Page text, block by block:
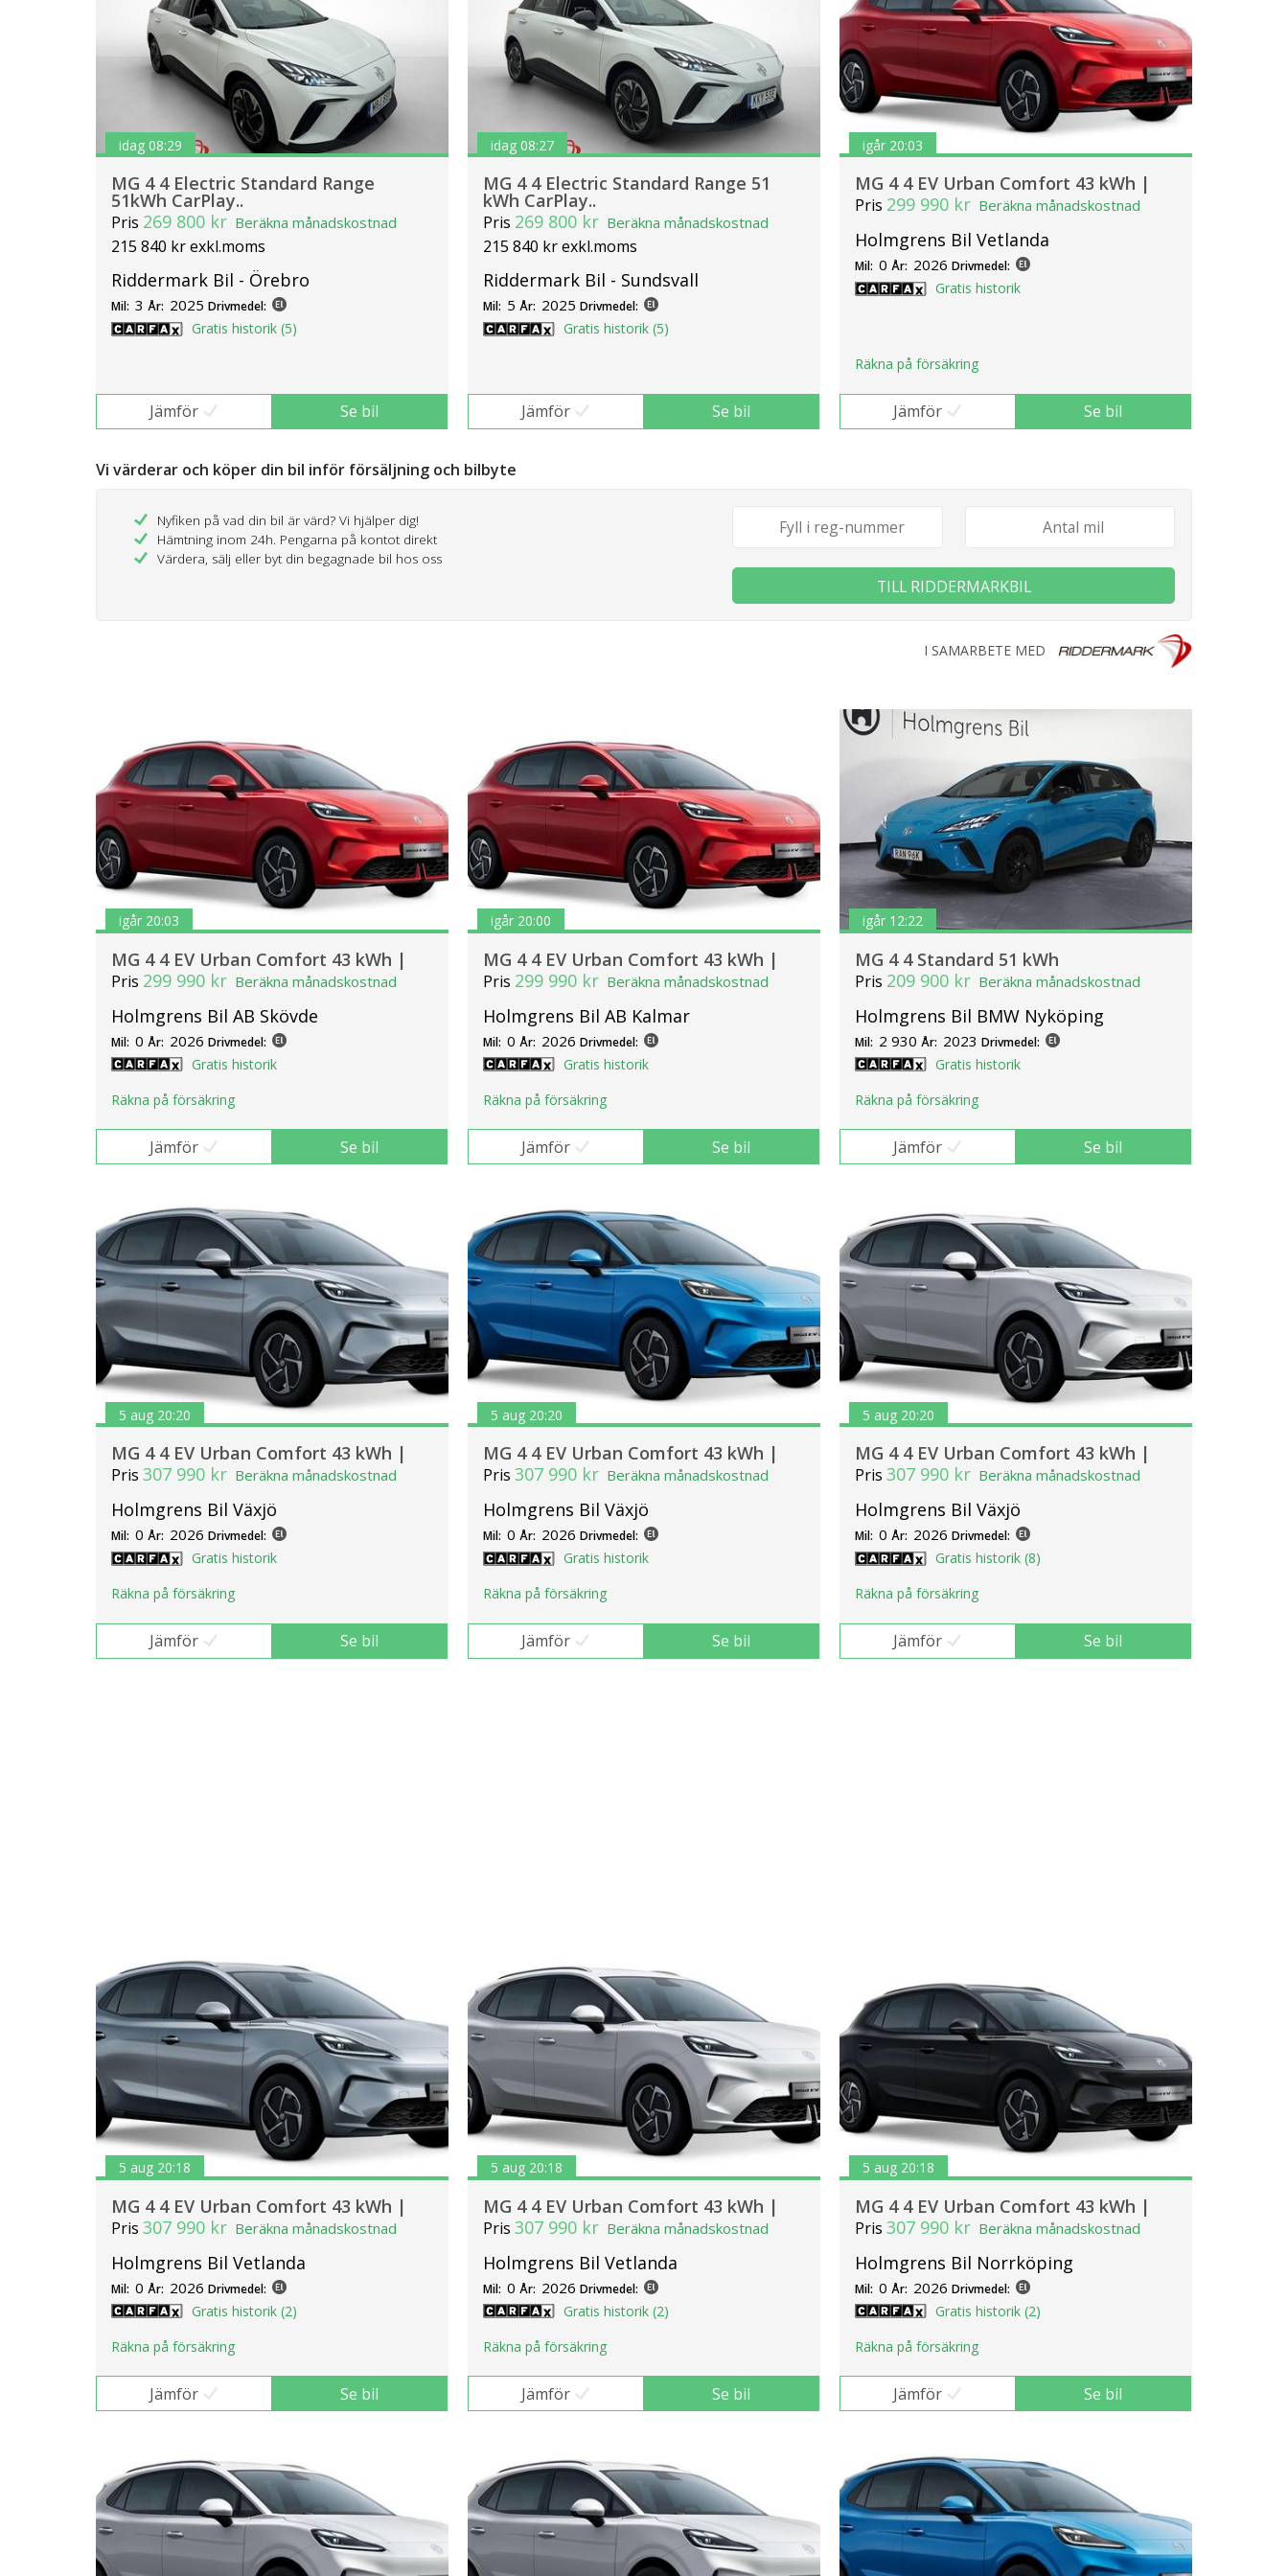
idag 08:29
MG 4 4 Electric Standard Range
51kWh CarPlay..
Pris 269 800 kr Beräkna månadskostnad
215 840 kr exkl.moms
Riddermark Bil - Örebro
Mil: 3 År: 2025 Drivmedel:
Gratis historik (5)
Jämför Se bil
idag 08:27
MG 4 4 Electric Standard Range 51
kWh CarPlay..
Pris 269 800 kr Beräkna månadskostnad
215 840 kr exkl.moms
Riddermark Bil - Sundsvall
Mil: 5 År: 2025 Drivmedel:
Gratis historik (5)
Jämför Se bil
igår 20:03
MG 4 4 EV Urban Comfort 43 kWh |
Pris 299 990 kr Beräkna månadskostnad
Holmgrens Bil Vetlanda
Mil: 0 År: 2026 Drivmedel:
Gratis historik
Räkna på försäkring
Jämför Se bil
Vi värderar och köper din bil inför försäljning och bilbyte
Nyfiken på vad din bil är värd? Vi hjälper dig!
Hämtning inom 24h. Pengarna på kontot direkt
Värdera, sälj eller byt din begagnade bil hos oss
TILL RIDDERMARKBIL
I SAMARBETE MED
igår 20:03
MG 4 4 EV Urban Comfort 43 kWh |
Pris 299 990 kr Beräkna månadskostnad
Holmgrens Bil AB Skövde
Mil: 0 År: 2026 Drivmedel:
Gratis historik
Räkna på försäkring
Jämför Se bil
igår 20:00
MG 4 4 EV Urban Comfort 43 kWh |
Pris 299 990 kr Beräkna månadskostnad
Holmgrens Bil AB Kalmar
Mil: 0 År: 2026 Drivmedel:
Gratis historik
Räkna på försäkring
Jämför Se bil
igår 12:22
MG 4 4 Standard 51 kWh
Pris 209 900 kr Beräkna månadskostnad
Holmgrens Bil BMW Nyköping
Mil: 2 930 År: 2023 Drivmedel:
Gratis historik
Räkna på försäkring
Jämför Se bil
5 aug 20:20
MG 4 4 EV Urban Comfort 43 kWh |
Pris 307 990 kr Beräkna månadskostnad
Holmgrens Bil Växjö
Mil: 0 År: 2026 Drivmedel:
Gratis historik
Räkna på försäkring
Jämför Se bil
5 aug 20:20
MG 4 4 EV Urban Comfort 43 kWh |
Pris 307 990 kr Beräkna månadskostnad
Holmgrens Bil Växjö
Mil: 0 År: 2026 Drivmedel:
Gratis historik
Räkna på försäkring
Jämför Se bil
5 aug 20:20
MG 4 4 EV Urban Comfort 43 kWh |
Pris 307 990 kr Beräkna månadskostnad
Holmgrens Bil Växjö
Mil: 0 År: 2026 Drivmedel:
Gratis historik (8)
Räkna på försäkring
Jämför Se bil
5 aug 20:18
MG 4 4 EV Urban Comfort 43 kWh |
Pris 307 990 kr Beräkna månadskostnad
Holmgrens Bil Vetlanda
Mil: 0 År: 2026 Drivmedel:
Gratis historik (2)
Räkna på försäkring
Jämför Se bil
5 aug 20:18
MG 4 4 EV Urban Comfort 43 kWh |
Pris 307 990 kr Beräkna månadskostnad
Holmgrens Bil Vetlanda
Mil: 0 År: 2026 Drivmedel:
Gratis historik (2)
Räkna på försäkring
Jämför Se bil
5 aug 20:18
MG 4 4 EV Urban Comfort 43 kWh |
Pris 307 990 kr Beräkna månadskostnad
Holmgrens Bil Norrköping
Mil: 0 År: 2026 Drivmedel:
Gratis historik (2)
Räkna på försäkring
Jämför Se bil